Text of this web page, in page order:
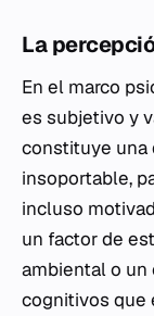
La
En el marco
es subjetivo y
constituye una
insoportable,
incluso
un factor de
ambiental o un
cognitivos que